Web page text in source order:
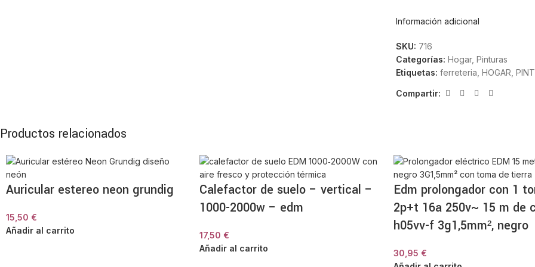
siguiendo siempre las
Aplicación en superficies
Este recubrimiento está indicado
Revestimiento en base caucho
Color rojo
Indicado para protección y
Uso en tareas de mantenimiento
Modo de uso
Aplicar sobre la superficie limpia y
Información adicional
SKU: 716
Categorías: Hogar, Pinturas
Etiquetas: ferreteria HOGAR
Compartir:
Productos relacionados
Auricular estereo neon grundig
15,50 €
Añadir al carrito
Calefactor de suelo – vertical –
1000-2000w – edm
17,50 €
Añadir al carrito
Edm prolongador con 1
2p+t 16a 250v~ 15 m de
h05vv-f 3g1,5mm², negro
30,95 €